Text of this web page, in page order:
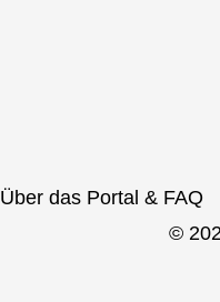
Über das Portal & FAQ
©